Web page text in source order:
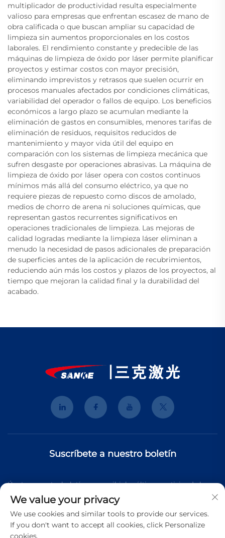
multiplicador de productividad resulta especialmente
valioso para empresas que enfrentan escasez de mano de
obra calificada o que buscan ampliar su capacidad de
limpieza sin aumentos proporcionales en los costos
laborales. El rendimiento constante y predecible de las
máquinas de limpieza de óxido por láser permite planificar
proyectos y estimar costos con mayor precisión,
eliminando imprevistos y retrasos que suelen ocurrir en
procesos manuales afectados por condiciones climáticas,
variabilidad del operador o fallos de equipo. Los beneficios
económicos a largo plazo se acumulan mediante la
eliminación de gastos en consumibles, menores tarifas de
eliminación de residuos, requisitos reducidos de
mantenimiento y mayor vida útil del equipo en
comparación con los sistemas de limpieza mecánica que
sufren desgaste por operaciones abrasivas. La máquina de
limpieza de óxido por láser opera con costos continuos
mínimos más allá del consumo eléctrico, ya que no
requiere piezas de repuesto como discos de amolado,
medios de chorro de arena ni soluciones químicas, que
representan gastos recurrentes significativos en
operaciones tradicionales de limpieza. Las mejoras de
calidad logradas mediante la limpieza láser eliminan a
menudo la necesidad de pasos adicionales de preparación
de superficies antes de la aplicación de recubrimientos,
reduciendo aún más los costos y plazos de los proyectos, al
tiempo que mejoran la calidad final y la durabilidad del
acabado.
Suscríbete a nuestro boletín
Únete a nuestro boletín para recibir las últimas noticias de la
industria, actualizaciones y perspectivas de nuestro equipo.
We value your privacy
We use cookies and similar tools to provide our services.
If you don't want to accept all cookies, click Personalize
cookies.